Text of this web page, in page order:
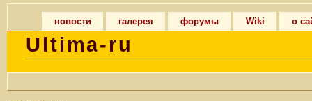
новости галерея форумы Wiki о
Ultima-ru